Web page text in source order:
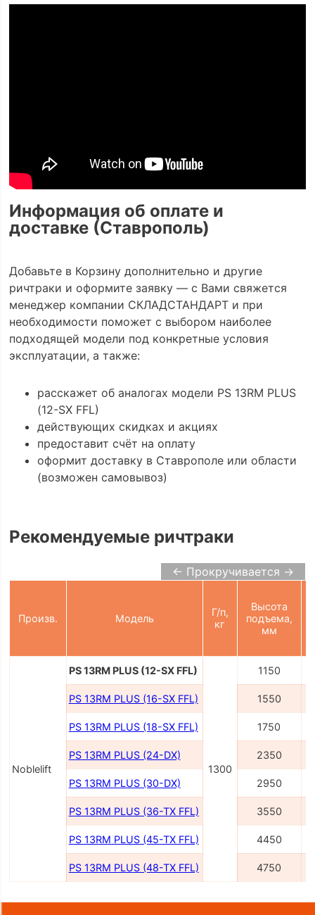
Информация об оплате и
доставке (Ставрополь)
Добавьте в Корзину дополнительно и другие
ричтраки и оформите заявку — с Вами свяжется
менеджер компании СКЛАДСТАНДАРТ и при
необходимости поможет с выбором наиболее
подходящей модели под конкретные условия
эксплуатации, а также:
расскажет об аналогах модели PS 13RM PLUS
(12-SX FFL)
действующих скидках и акциях
предоставит счёт на оплату
оформит доставку в Ставрополе или области
(возможен самовывоз)
Рекомендуемые ричтраки
← Прокручивается →
Произв. Модель
Г/п,
кг
Высота
подъема,
мм
Noblelift
PS 13RM PLUS (12-SX FFL)
1300
1150
PS 13RM PLUS (16-SX FFL) 1550
PS 13RM PLUS (18-SX FFL) 1750
PS 13RM PLUS (24-DX) 2350
PS 13RM PLUS (30-DX) 2950
PS 13RM PLUS (36-TX FFL) 3550
PS 13RM PLUS (45-TX FFL) 4450
PS 13RM PLUS (48-TX FFL) 4750